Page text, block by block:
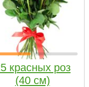
красных роз
(40 см)